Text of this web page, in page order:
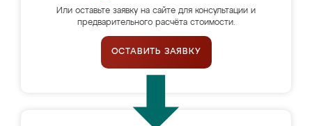
Или оставьте заявку на сайте для консультации и
предварительного расчёта стоимости.
ОСТАВИТЬ ЗАЯВКУ